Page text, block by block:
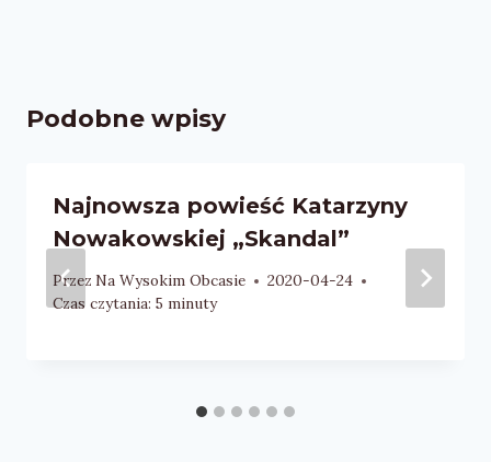
Podobne wpisy
Najnowsza powieść Katarzyny
Nowakowskiej „Skandal”
Przez Na Wysokim Obcasie
2020-04-24
Czas czytania: 5 minuty